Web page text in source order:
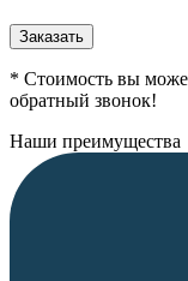
Заказать
* Стоимость вы
обратный звонок!
Наши преимущества